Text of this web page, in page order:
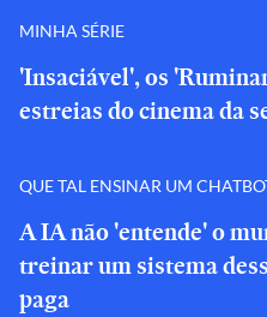
MINHA SÉRIE
'Insaciável', os
estreias do cinema da
QUE TAL ENSINAR UM
A IA não 'entende' o
treinar um sistema
paga